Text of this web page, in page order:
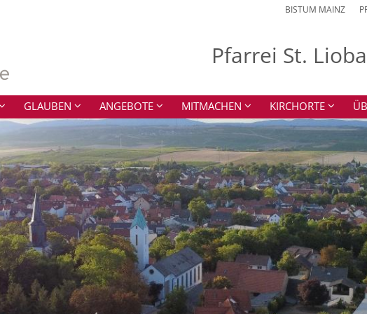
BISTUM MAINZ
Pfarrei St.
GLAUBEN ANGEBOTE MITMACHEN KIRCHORTE